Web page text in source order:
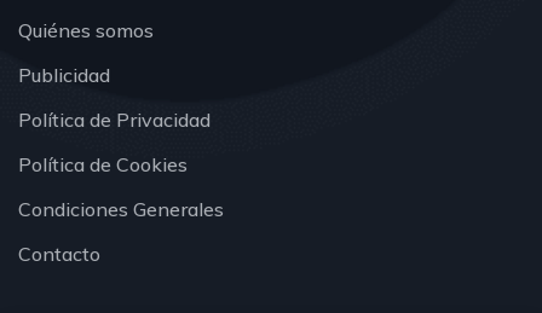
Quiénes somos
Publicidad
Política de Privacidad
Política de Cookies
Condiciones Generales
Contacto